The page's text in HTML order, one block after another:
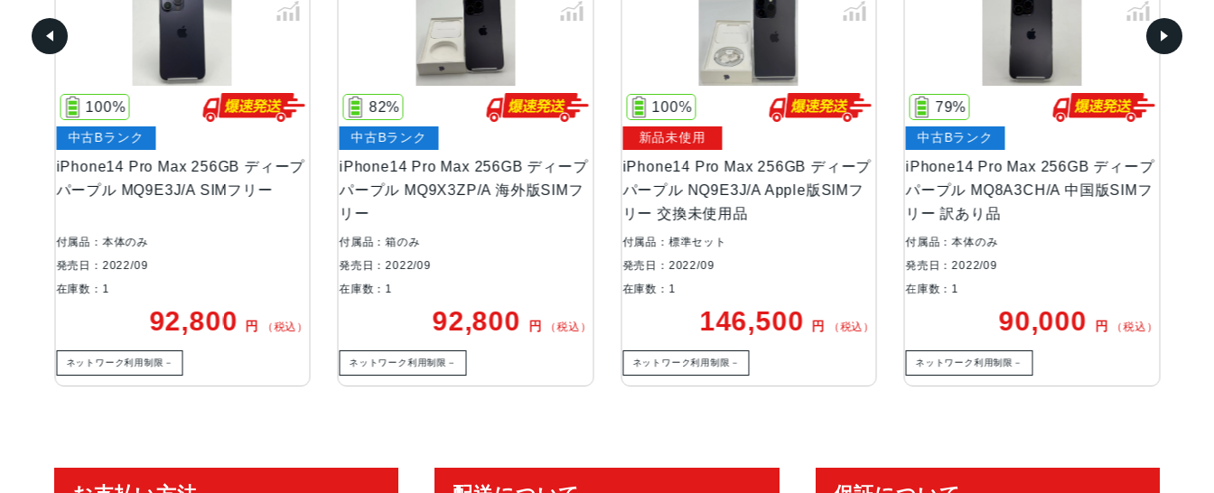
サイズ・重さ 160.7×77.6×7.85mm ・240g
液晶 6.7インチ（対角）オールスクリーンOLEDディスプレイ
防沫性能、耐水性
能、防塵性能
IEC規格60529にもとづくIP68等級（最大水深6メートルで最大30分間）
48MPメイン：24mm、ƒ/1.78絞り値、第2世代のセンサーシフト光学式手ぶれ補
正、7枚構成のレンズ、100% Focus Pixels12MP超広角：13mm、ƒ/2.2絞り値と12
0°視野角、6枚構成のレンズ、100% Focus Pixels12MPの2倍望遠（クアッドピク
セルセンサーを活用）：48mm、ƒ/1.78絞り値、第2世代のセンサーシフト光学式手
絞り値、光学式手ぶれ補正、6枚構成のレンズ3倍の光学ズームイン、2倍の光学ズー
ムアウト、6倍の光学ズームレンジ、最大15倍のデジタルズーム
Max 256GB ディープ
A SIMフリー
（税込）
iPhone14 Pro Max 256GB ディープ
パープル MQ9X3ZP/A 海外版SIMフ
82%
92,800 （税込）
iPhone14 Pro Max 256GB ディープ
パープル NQ9E3J/A Apple版SIMフ
100%
146,500 （税込）
iPhone14 Pro Max 256GB ディープ
パープル MQ8A3CH/A 中国版SIMフ
79%
90,000 （税込）
iPhone14 Pro Max
MQ983J/A Apple版
82%